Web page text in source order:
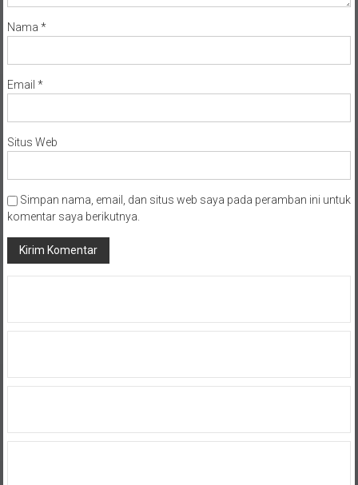
Nama *
Email *
Situs Web
Simpan nama, email, dan situs web saya pada peramban ini untuk
komentar saya berikutnya.